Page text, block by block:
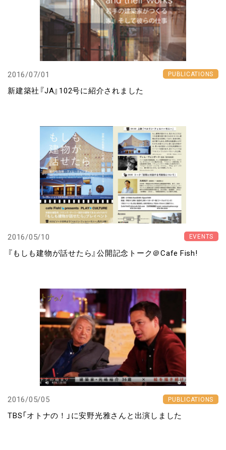
2016/07/01 PUBLICATIONS
新建築社『JA』102号に紹介されました
2016/05/10 EVENTS
『もしも建物が話せたら』公開記念トーク＠Cafe Fish!
2016/05/05 PUBLICATIONS
TBS「オトナの！」に安野光雅さんと出演しました